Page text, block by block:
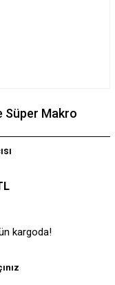
Süper Makro
kargoda!